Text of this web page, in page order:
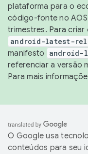
plataforma para o
código-fonte no
trimestres. Para criar
android-latest-
manifesto
android-
referenciar a versão
Para mais
O Google usa
conteúdos para seu